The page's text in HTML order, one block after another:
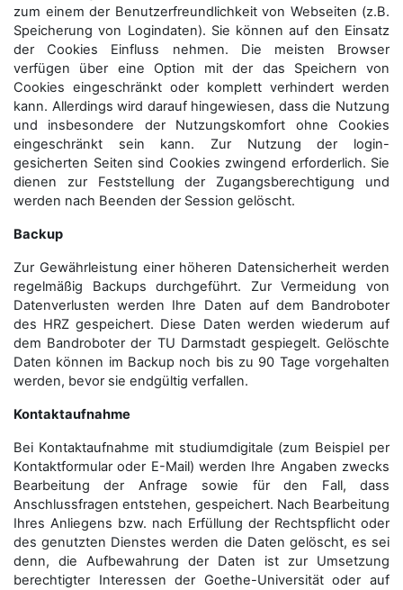
zum einem der Benutzerfreundlichkeit von Webseiten (z.B.
Speicherung von Logindaten). Sie können auf den Einsatz
der Cookies Einfluss nehmen. Die meisten Browser
verfügen über eine Option mit der das Speichern von
Cookies eingeschränkt oder komplett verhindert werden
kann. Allerdings wird darauf hingewiesen, dass die Nutzung
und insbesondere der Nutzungskomfort ohne Cookies
eingeschränkt sein kann. Zur Nutzung der login-
gesicherten Seiten sind Cookies zwingend erforderlich. Sie
dienen zur Feststellung der Zugangs­berechtigung und
werden nach Beenden der Session gelöscht.
Backup
Zur Gewährleistung einer höheren Datensicherheit werden
regelmäßig Backups durchgeführt. Zur Vermeidung von
Datenverlusten werden Ihre Daten auf dem Bandroboter
des HRZ gespeichert. Diese Daten werden wiederum auf
dem Bandroboter der TU Darmstadt gespiegelt. Gelöschte
Daten können im Backup noch bis zu 90 Tage vorgehalten
werden, bevor sie endgültig verfallen.
Kontaktaufnahme
Bei Kontaktaufnahme mit studiumdigitale (zum Beispiel per
Kontaktformular oder E-Mail) werden Ihre Angaben zwecks
Bearbeitung der Anfrage sowie für den Fall, dass
Anschluss­fragen entstehen, gespeichert. Nach Bearbeitung
Ihres Anliegens bzw. nach Erfüllung der Rechtspflicht oder
des genutzten Dienstes werden die Daten gelöscht, es sei
denn, die Aufbewahrung der Daten ist zur Umsetzung
berechtigter Interessen der Goethe-Universität oder auf